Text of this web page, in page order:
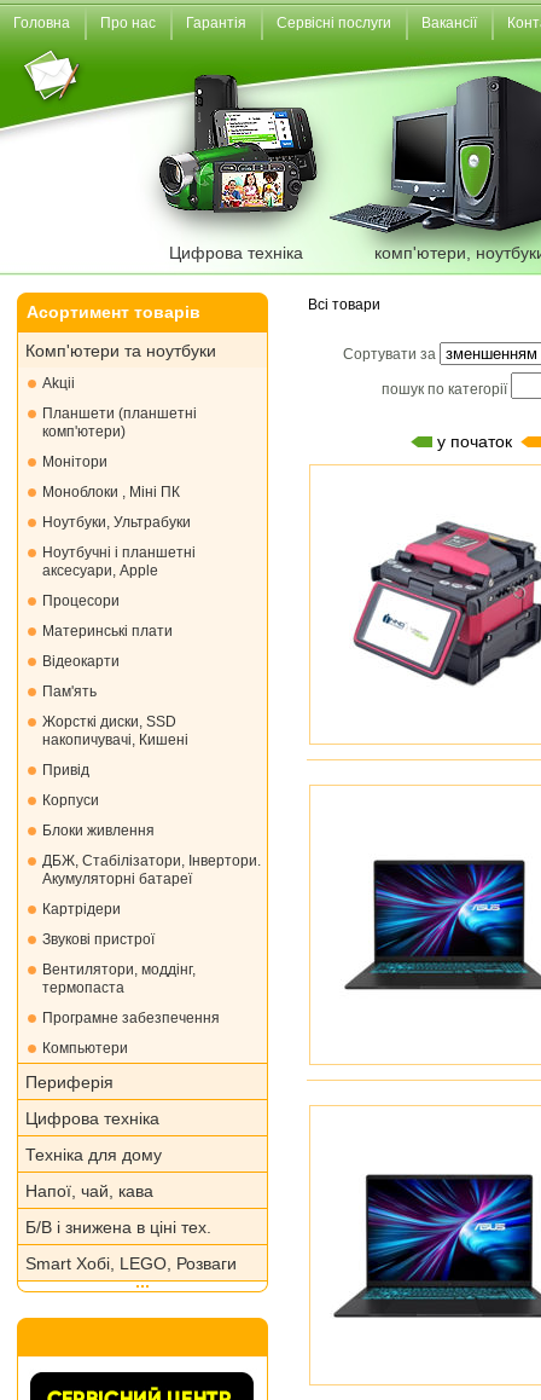
Головна Про нас Гарантія Сервісні послуги Вакансії
Цифрова техніка комп'ютери,
Асортимент товарів
Комп'ютери та ноутбуки
Akціі
Планшети (планшетні
комп'ютери)
Монiтори
Моноблоки , Міні ПК
Ноутбуки, Ультрабуки
Ноутбучні і планшетні
аксесуари, Apple
Процесори
Материнські плати
Відеокарти
Пам'ять
Жорсткі диски, SSD
накопичувачі, Кишені
Привід
Корпуси
Блоки живлення
ДБЖ, Стабілізатори, Інвертори.
Акумуляторні батареї
Картрідери
Звукові пристрої
Вентилятори, моддінг,
термопаста
Програмне забезпечення
Компьютери
Периферія
Цифрова техніка
Техніка для дому
Напої, чай, кава
Б/В і знижена в ціні тех.
Smart Хобі, LEGO, Розваги
Всі товари
Сортувати за
пошук по категорії
у початок